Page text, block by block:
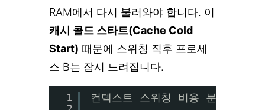
RAM에서 다시 불러와야 합니다. 이
캐시 콜드 스타트(Cache Cold
Start) 때문에 스위칭 직후 프로세
스 B는 잠시 느려집니다.
1
컨텍스트 스위칭 비용 분류: